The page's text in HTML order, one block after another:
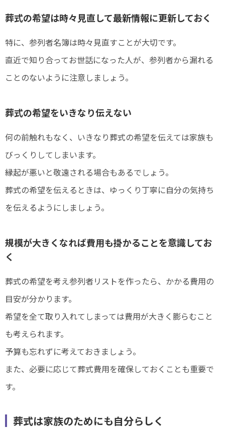
葬式の希望は時々見直して最新情報に更新しておく
特に、参列者名簿は時々見直すことが大切です。
直近で知り合ってお世話になった人が、参列者から漏れる
ことのないように注意しましょう。
葬式の希望をいきなり伝えない
何の前触れもなく、いきなり葬式の希望を伝えては家族も
びっくりしてしまいます。
縁起が悪いと敬遠される場合もあるでしょう。
葬式の希望を伝えるときは、ゆっくり丁寧に自分の気持ち
を伝えるようにしましょう。
規模が大きくなれば費用も掛かることを意識してお
く
葬式の希望を考え参列者リストを作ったら、かかる費用の
目安が分かります。
希望を全て取り入れてしまっては費用が大きく膨らむこと
も考えられます。
予算も忘れずに考えておきましょう。
また、必要に応じて葬式費用を確保しておくことも重要で
す。
葬式は家族のためにも自分らしく